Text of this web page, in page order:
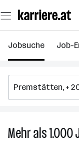
Seiteninhalt
springen
Jobsuche Job-
Mehr als 1.000